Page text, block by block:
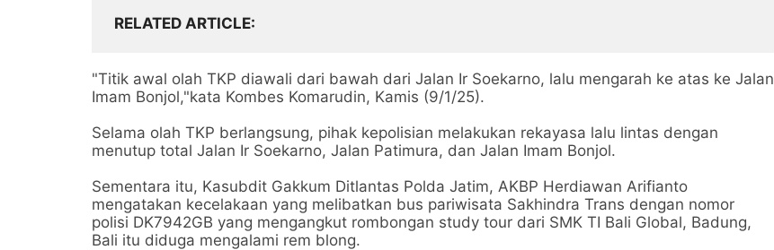
RELATED ARTICLE
"Titik awal olah TKP diawali dari bawah dari Jalan Ir Soekarno, lalu mengarah ke atas ke Jalan
Imam Bonjol,"kata Kombes Komarudin, Kamis (9/1/25).
Selama olah TKP berlangsung, pihak kepolisian melakukan rekayasa lalu lintas dengan
menutup total Jalan Ir Soekarno, Jalan Patimura, dan Jalan Imam Bonjol.
Sementara itu, Kasubdit Gakkum Ditlantas Polda Jatim, AKBP Herdiawan Arifianto
mengatakan kecelakaan yang melibatkan bus pariwisata Sakhindra Trans dengan nomor
polisi DK7942GB yang mengangkut rombongan study tour dari SMK TI Bali Global, Badung,
Bali itu diduga mengalami rem blong.